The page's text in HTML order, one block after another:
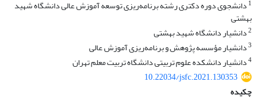
1 دانشجوی دوره دکتری رشته برنامه‌ریزی توسعه آموزش عالی دانشگاه شهید
بهشتی
2دانشیار دانشگاه شهید بهشتی
3دانشیار مؤسسه پژوهش و برنامه‌ریزی آموزش عالی
4دانشیار دانشکده علوم تربیتی دانشگاه تربیت معلم تهران
10.22034/jsfc.2021.130353
چکیده